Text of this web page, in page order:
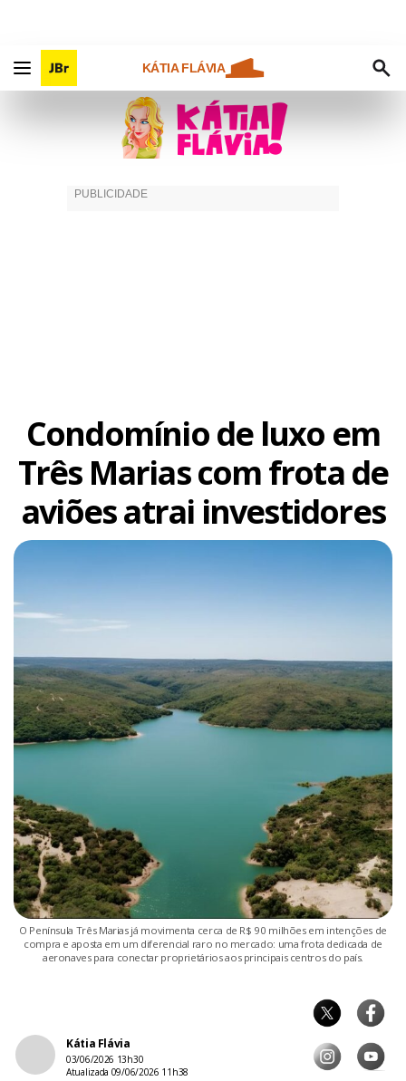
KÁTIA FLÁVIA
Condomínio de luxo em
Três Marias com frota de
aviões atrai investidores
O Península Três Marias já movimenta cerca de R$ 90 milhões em intenções de
compra e aposta em um diferencial raro no mercado: uma frota dedicada de
aeronaves para conectar proprietários aos principais centros do país.
Kátia Flávia
03/06/2026 13h30
Atualizada 09/06/2026 11h38